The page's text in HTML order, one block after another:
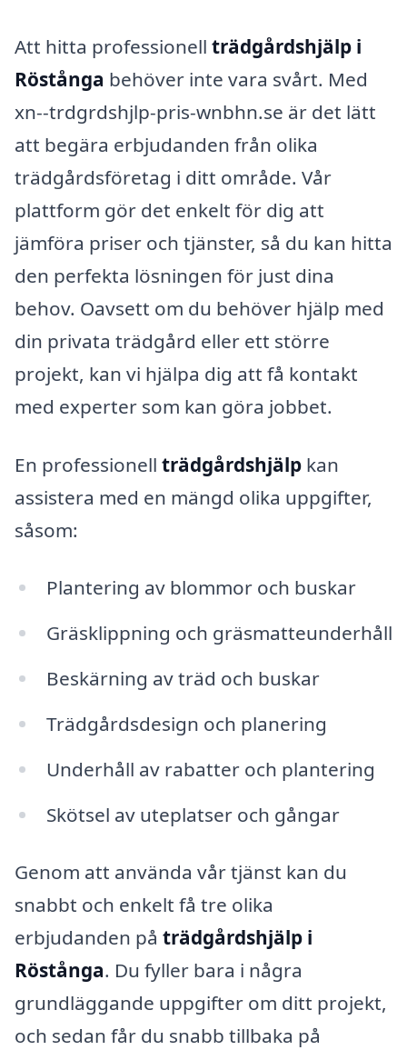
Att hitta professionell trädgårdshjälp i
Röstånga behöver inte vara svårt. Med
xn--trdgrdshjlp-pris-wnbhn.se är det lätt
att begära erbjudanden från olika
trädgårdsföretag i ditt område. Vår
plattform gör det enkelt för dig att
jämföra priser och tjänster, så du kan hitta
den perfekta lösningen för just dina
behov. Oavsett om du behöver hjälp med
din privata trädgård eller ett större
projekt, kan vi hjälpa dig att få kontakt
med experter som kan göra jobbet.
En professionell trädgårdshjälp kan
assistera med en mängd olika uppgifter,
såsom:
Plantering av blommor och buskar
Gräsklippning och gräsmatteunderhåll
Beskärning av träd och buskar
Trädgårdsdesign och planering
Underhåll av rabatter och plantering
Skötsel av uteplatser och gångar
Genom att använda vår tjänst kan du
snabbt och enkelt få tre olika
erbjudanden på trädgårdshjälp i
Röstånga. Du fyller bara i några
grundläggande uppgifter om ditt projekt,
och sedan får du snabb tillbaka på